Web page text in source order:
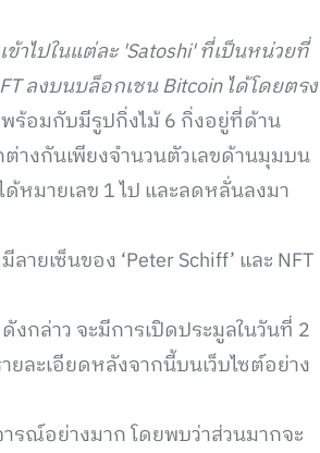
าไปในแต่ละ 'Satoshi' ที่เป็นหน่วยที่
ลงบนบล็อกเชน Bitcoin ได้โดยตรง
ร้อมกับมีรูปกิ่งไม้ 6 กิ่งอยู่ที่ด้าน
างกันเพียงจำนวนตัวเลขด้านมุมบน
หมายเลข 1 ไป และลดหลั่นลงมา
ยเซ็นของ ‘Peter Schiff’ และ NFT
งกล่าว จะมีการเปิดประมูลในวันที่ 2
ละเอียดหลังจากนี้บนเว็บไซต์อย่าง
ารณ์อย่างมาก โดยพบว่าส่วนมากจะ